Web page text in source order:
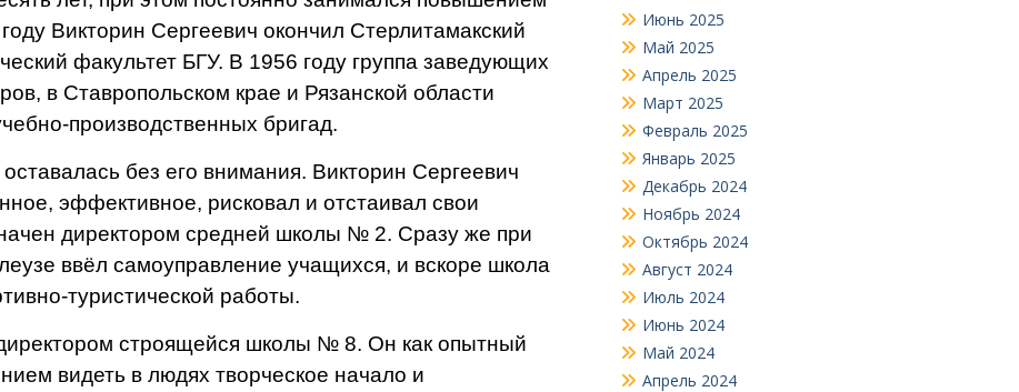
Викторин Сергеевич окон­чил Стерлитамакский
факуль­тет БГУ. В 1956 году группа заведую­щих
в Ставропольском крае и Рязанской области
производственных бригад.
без его внимания. Викто­рин Сергеевич
эффективное, рисковал и отстаивал свои
ди­ректором средней школы № 2. Сразу же при
ввёл самоуправле­ние учащихся, и вскоре школа
туристической работы.
строящейся школы № 8. Он как опытный
видеть в людях творче­ское начало и
Июнь 2025
Май 2025
Апрель 2025
Март 2025
Февраль 2025
Январь 2025
Декабрь 2024
Ноябрь 2024
Октябрь 2024
Август 2024
Июль 2024
Июнь 2024
Май 2024
Апрель 2024